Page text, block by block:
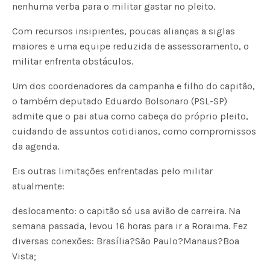
nenhuma verba para o militar gastar no pleito.
Com recursos insipientes, poucas alianças a siglas
maiores e uma equipe reduzida de assessoramento, o
militar enfrenta obstáculos.
Um dos coordenadores da campanha e filho do capitão,
o também deputado Eduardo Bolsonaro (PSL-SP)
admite que o pai atua como cabeça do próprio pleito,
cuidando de assuntos cotidianos, como compromissos
da agenda.
Eis outras limitações enfrentadas pelo militar
atualmente:
deslocamento: o capitão só usa avião de carreira. Na
semana passada, levou 16 horas para ir a Roraima. Fez
diversas conexões: Brasília?São Paulo?Manaus?Boa
Vista;